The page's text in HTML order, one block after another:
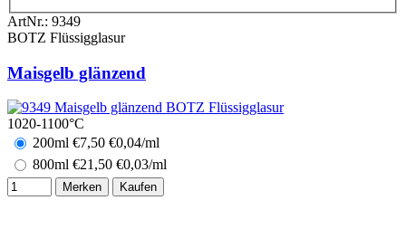
ArtNr.: 9349
BOTZ Flüssigglasur
Maisgelb glänzend
1020-1100°C
200ml €7,50 €0,04/ml
800ml €21,50 €0,03/ml
Merken Kaufen